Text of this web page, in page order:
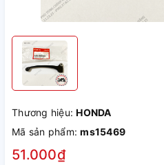
Thương hiệu:HONDA
Mã sản phẩm:ms15469
51.000₫